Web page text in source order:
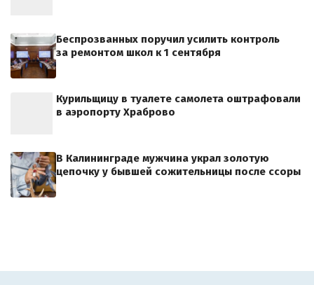
Беспрозванных поручил усилить контроль
за ремонтом школ к 1 сентября
Курильщицу в туалете самолета оштрафовали
в аэропорту Храброво
В Калининграде мужчина украл золотую
цепочку у бывшей сожительницы после ссоры